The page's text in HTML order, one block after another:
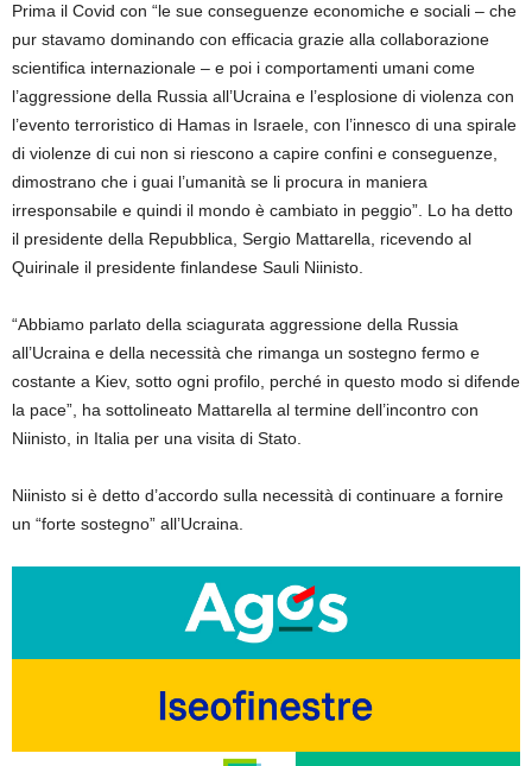
Prima il Covid con “le sue conseguenze economiche e sociali – che
pur stavamo dominando con efficacia grazie alla collaborazione
scientifica internazionale – e poi i comportamenti umani come
l’aggressione della Russia all’Ucraina e l’esplosione di violenza con
l’evento terroristico di Hamas in Israele, con l’innesco di una spirale
di violenze di cui non si riescono a capire confini e conseguenze,
dimostrano che i guai l’umanità se li procura in maniera
irresponsabile e quindi il mondo è cambiato in peggio”. Lo ha detto
il presidente della Repubblica, Sergio Mattarella, ricevendo al
Quirinale il presidente finlandese Sauli Niinisto.
“Abbiamo parlato della sciagurata aggressione della Russia
all’Ucraina e della necessità che rimanga un sostegno fermo e
costante a Kiev, sotto ogni profilo, perché in questo modo si difende
la pace”, ha sottolineato Mattarella al termine dell’incontro con
Niinisto, in Italia per una visita di Stato.
Niinisto si è detto d’accordo sulla necessità di continuare a fornire
un “forte sostegno” all’Ucraina.